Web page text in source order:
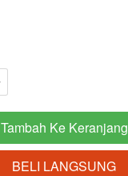
`
Tambah Ke Keranjang
`BELI LANGSUNG